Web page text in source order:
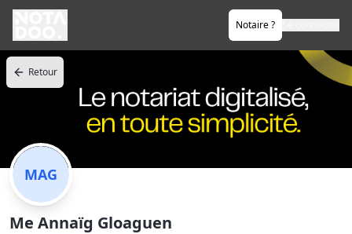
Notaire ?
Retour
MAG
Me Annaïg Gloaguen